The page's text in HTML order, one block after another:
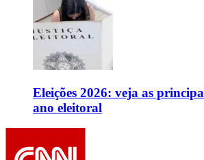
Eleições 2026: veja as
ano eleitoral